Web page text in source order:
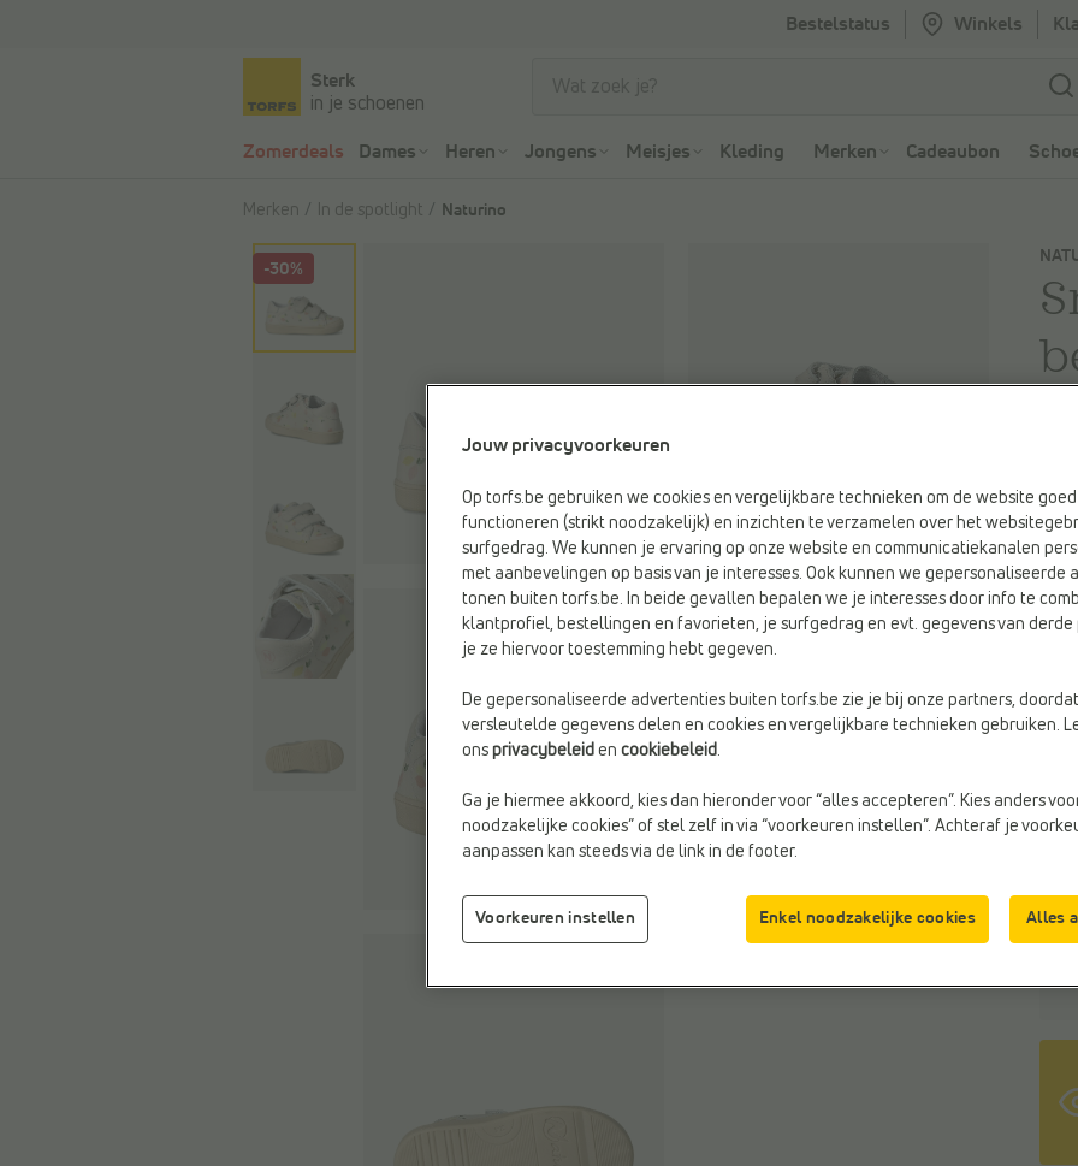
Bestelstatus Winkels
Sterk
in je schoenen
Zomerdeals Dames Heren Jongens Meisjes Kleding Merken Cadeaubon
Merken In de spotlight Naturino
-30%
€
Beige
Jouw privacyvoorkeuren
Op torfs.be gebruiken we cookies en vergelijkbare technieken om de website
functioneren (strikt noodzakelijk) en inzichten te verzamelen over het
surfgedrag. We kunnen je ervaring op onze website en communicatiekanalen
met aanbevelingen op basis van je interesses. Ook kunnen we gepersonaliseerde
tonen buiten torfs.be. In beide gevallen bepalen we je interesses door info te
klantprofiel, bestellingen en favorieten, je surfgedrag en evt. gegevens van
je ze hiervoor toestemming hebt gegeven.
De gepersonaliseerde advertenties buiten torfs.be zie je bij onze partners,
versleutelde gegevens delen en cookies en vergelijkbare technieken gebruiken.
ons privacybeleid en cookiebeleid
Ga je hiermee akkoord, kies dan hieronder voor “alles accepteren”. Kies anders
noodzakelijke cookies” of stel zelf in via “voorkeuren instellen”. Achteraf je
aanpassen kan steeds via de link in de footer.
Voorkeuren instellen Enkel noodzakelijke cookies Alles